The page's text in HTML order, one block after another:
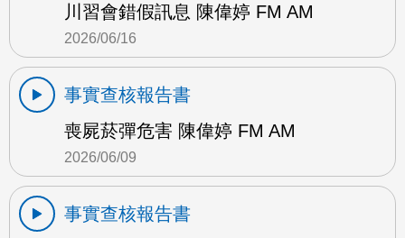
川習會錯假訊息 陳偉婷 FM AM
2026/06/16
事實查核報告書
喪屍菸彈危害 陳偉婷 FM AM
2026/06/09
事實查核報告書